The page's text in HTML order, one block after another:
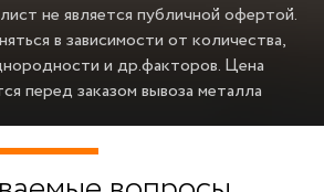
не является публичной офертой.
в зависимости от количества,
и др.факторов. Цена
перед заказом вывоза металла